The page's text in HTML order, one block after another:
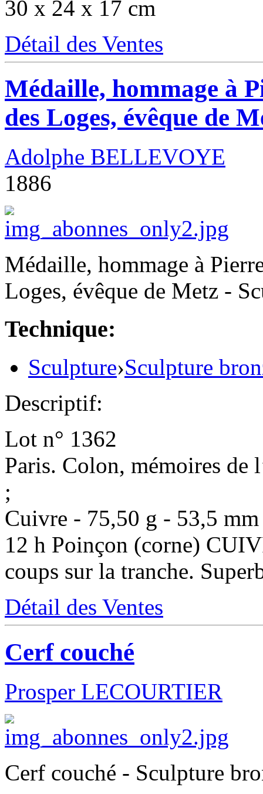
30 x 24 x 17 cm
Détail des Ventes
Médaille, hommage à
des Loges, évêque de
Adolphe BELLEVOYE
1886
Médaille, hommage à
Loges, évêque de Metz -
Technique:
Sculpture›Sculpture
Descriptif:
Lot n° 1362
Paris. Colon, mémoires de
;
Cuivre - 75,50 g - 53,5
12 h Poinçon (corne)
coups sur la tranche.
Détail des Ventes
Cerf couché
Prosper LECOURTIER
Cerf couché - Sculpture